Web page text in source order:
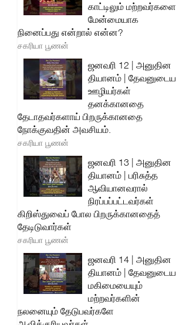
காட்டிலும் மற்றவர்களை
மேன்மையாக
நினைப்பது என்றால் என்ன?
சகரியா பூணன்
ஜனவரி 12 | அனுதின
தியானம் | தேவனுடைய
ஊழியர்கள்
தனக்கானதை
தேடாதவர்களாய் பிறருக்கானதை
நோக்குவதின் அவசியம்.
சகரியா பூணன்
ஜனவரி 13 | அனுதின
தியானம் | பரிசுத்த
ஆவியானவரால்
நிரப்பப்பட்டவர்கள்
கிறிஸ்துவைப் போல பிறருக்கானதைத்
தேடிடுவார்கள்
சகரியா பூணன்
ஜனவரி 14 | அனுதின
தியானம் | தேவனுடைய
மகிமையையும்
மற்றவர்களின்
நலனையும் தேடுபவர்களே